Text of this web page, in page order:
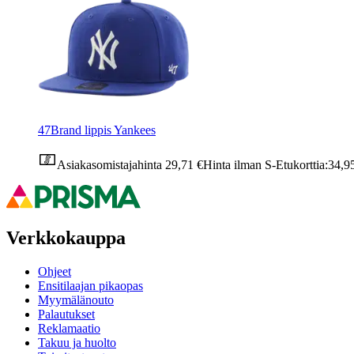
47Brand lippis Yankees
Asiakasomistajahinta 29,71 €Hinta ilman S-Etukorttia:
Verkkokauppa
Ohjeet
Ensitilaajan pikaopas
Myymälänouto
Palautukset
Reklamaatio
Takuu ja huolto